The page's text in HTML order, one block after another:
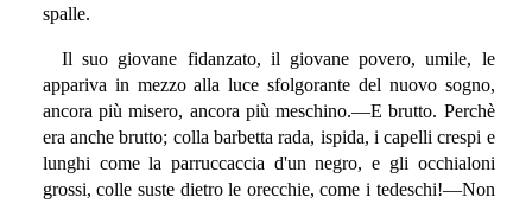
spalle.
Il suo giovane fidanzato, il giovane povero, umile, le
appariva in mezzo alla luce sfolgorante del nuovo sogno,
ancora più misero, ancora più meschino.—E brutto. Perchè
era anche brutto; colla barbetta rada, ispida, i capelli crespi e
lunghi come la parruccaccia d'un negro, e gli occhialoni
grossi, colle suste dietro le orecchie, come i tedeschi!—Non